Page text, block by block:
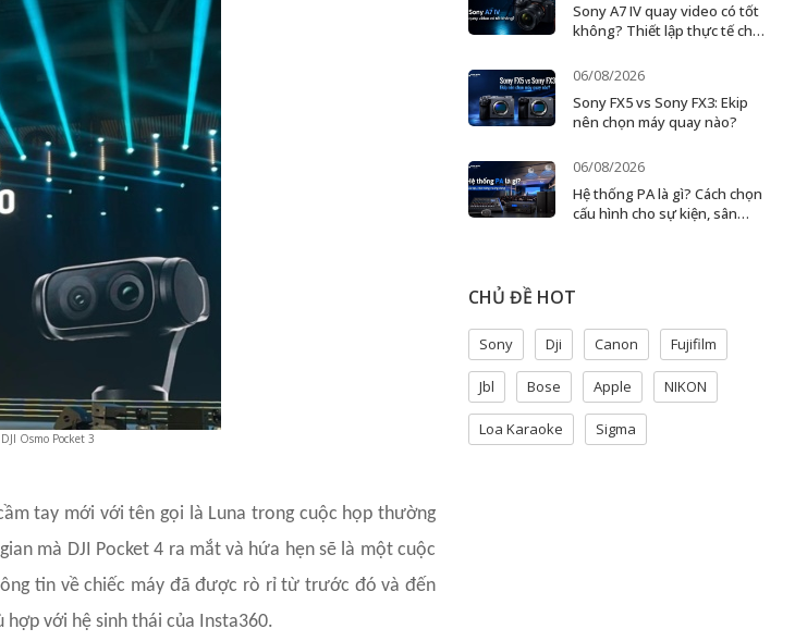
Osmo Pocket 3
tay mới với tên gọi là Luna trong cuộc họp thường
mà DJI Pocket 4 ra mắt và hứa hẹn sẽ là một cuộc
tin về chiếc máy đã được rò rỉ từ trước đó và đến
với hệ sinh thái của Insta360.
Sony A7 IV quay video có tốt
không? Thiết lập thực tế cho
06/08/2026
Sony FX5 vs Sony FX3: Ekip
nên chọn máy quay nào?
06/08/2026
Hệ thống PA là gì? Cách chọn
cấu hình cho sự kiện, sân
CHỦ ĐỀ HOT
Sony Dji Canon Fujifilm
Jbl Bose Apple NIKON
Loa Karaoke Sigma